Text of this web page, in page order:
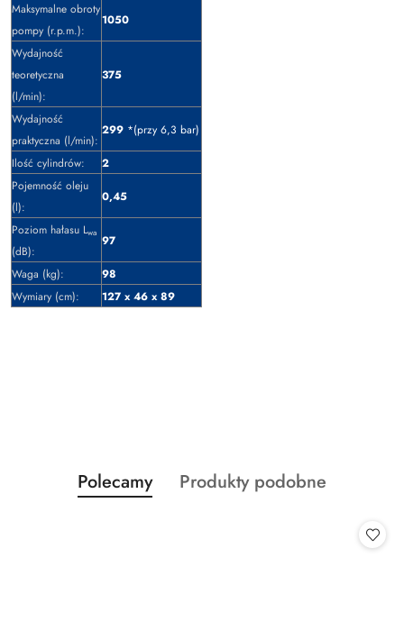
Maksymalne obroty
pompy (r.p.m.):
1050
Wydajność
teoretyczna
(l/min):
375
Wydajność
praktyczna (l/min):
299 *(przy 6,3 bar)
Ilość cylindrów:
2
Pojemność oleju
(l):
0,45
Poziom hałasu Lwa
(dB):
97
Waga (kg):
98
Wymiary (cm):
127 x 46 x 89
Pomiń karuzelę produktów
Produkty
o
Polecamy
Produkty
Produkty podobne